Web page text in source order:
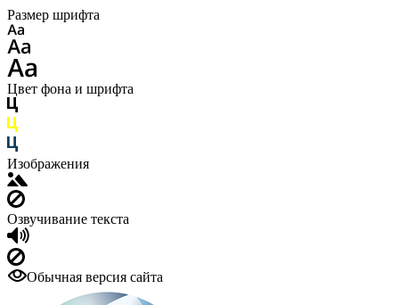
Размер шрифта
Цвет фона и шрифта
Изображения
Озвучивание текста
Обычная версия сайта